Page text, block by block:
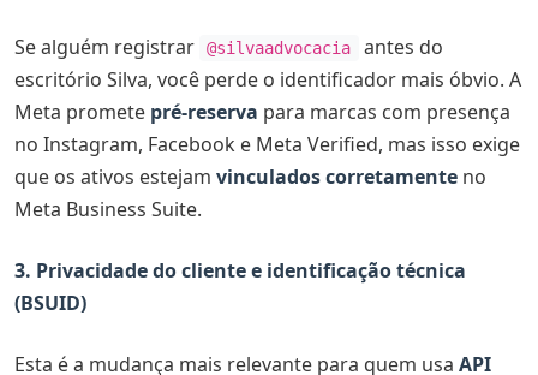
Se alguém registrar @silvaadvocacia
antes do
escritório Silva, você perde o identificador mais óbvio. A
Meta promete pré-reserva para marcas com presença
no Instagram, Facebook e Meta Verified, mas isso exige
que os ativos estejam vinculados corretamente no
Meta Business Suite.
3. Privacidade do cliente e identificação técnica
(BSUID)
Esta é a mudança mais relevante para quem usa API